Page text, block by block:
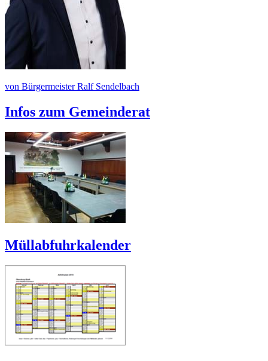
von Bürgermeister Ralf Sendelbach
Infos zum Gemeinderat
Müllabfuhrkalender